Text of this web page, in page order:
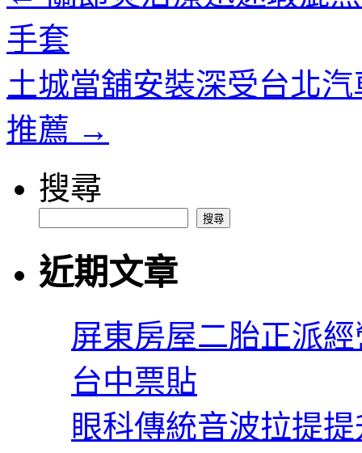
手套
土城當舖安裝深受台北
推薦 →
搜尋
搜尋
近期文章
屏東房屋二胎正派
台中票貼
眼科傳統音波拉提